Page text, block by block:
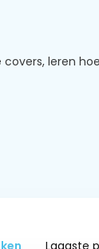
leren
Laagste